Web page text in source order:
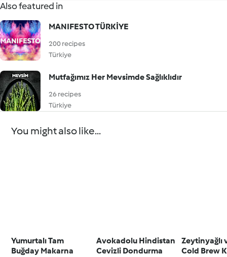
Also featured in
MANIFESTO TÜRKİYE
200 recipes
Türkiye
Mutfağımız Her Mevsimde Sağlıklıdır
26 recipes
Türkiye
You might also like...
Yumurtalı Tam
Buğday Makarna
Avokadolu Hindistan
Cevizli Dondurma
Zeytinyağlı
Cold Brew